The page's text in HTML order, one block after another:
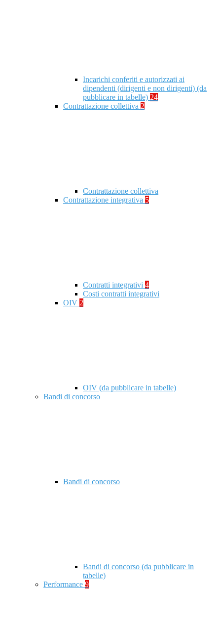
Incarichi conferiti e autorizzati ai
dipendenti (dirigenti e non dirigenti) (da
pubblicare in tabelle) 24
Contrattazione collettiva 2
Contrattazione collettiva
Contrattazione integrativa 5
Contratti integrativi 4
Costi contratti integrativi
OIV 2
OIV (da pubblicare in tabelle)
Bandi di concorso
Bandi di concorso
Bandi di concorso (da pubblicare in
tabelle)
Performance 9